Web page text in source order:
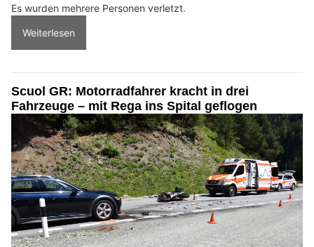
Es wurden mehrere Personen verletzt.
Weiterlesen
Scuol GR: Motorradfahrer kracht in drei
Fahrzeuge – mit Rega ins Spital geflogen